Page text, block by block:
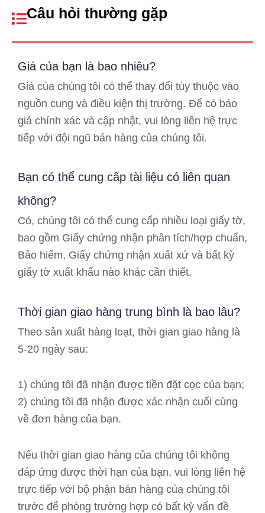
Câu hỏi thường gặp
Giá của bạn là bao nhiêu?
Giá của chúng tôi có thể thay đổi tùy thuộc vào
nguồn cung và điều kiện thị trường. Để có báo
giá chính xác và cập nhật, vui lòng liên hệ trực
tiếp với đội ngũ bán hàng của chúng tôi.
Bạn có thể cung cấp tài liệu có liên quan
không?
Có, chúng tôi có thể cung cấp nhiều loại giấy tờ,
bao gồm Giấy chứng nhận phân tích/hợp chuẩn,
Bảo hiểm, Giấy chứng nhận xuất xứ và bất kỳ
giấy tờ xuất khẩu nào khác cần thiết.
Thời gian giao hàng trung bình là bao lâu?
Theo sản xuất hàng loạt, thời gian giao hàng là
5-20 ngày sau:
1) chúng tôi đã nhận được tiền đặt cọc của bạn;
2) chúng tôi đã nhận được xác nhận cuối cùng
về đơn hàng của bạn.
Nếu thời gian giao hàng của chúng tôi không
đáp ứng được thời hạn của bạn, vui lòng liên hệ
trực tiếp với bộ phận bán hàng của chúng tôi
trước để phòng trường hợp có bất kỳ vấn đề